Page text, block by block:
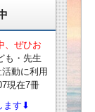
、ぜひお
も・先生
動に利用
現在7冊
ます⬇︎